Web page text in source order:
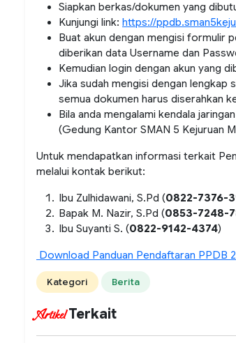
Siapkan berkas/dokumen yang
Kunjungi link: https://
Buat akun dengan mengisi formulir
diberikan data Username dan
Kemudian login dengan akun yang
Jika sudah mengisi dengan lengkap
semua dokumen harus diserahkan
Bila anda mengalami kendala
(Gedung Kantor SMAN 5 Kejuruan
Untuk mendapatkan informasi terkait
melalui kontak berikut:
Ibu Zulhidawani, S.Pd (0822-7376-
Bapak M. Nazir, S.Pd (0853-7248-
Ibu Suyanti S. (0822-9142-4374)
Download Panduan Pendaftaran PPDB
Kategori Berita
ArtikelTerkait